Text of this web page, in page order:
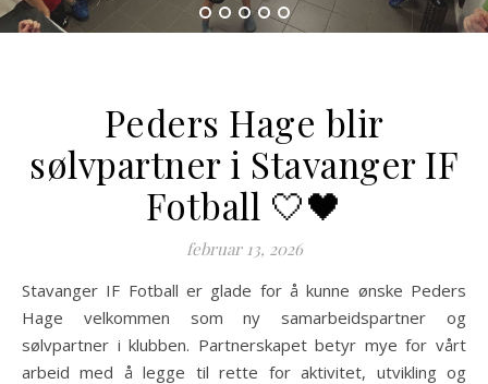
Peders Hage blir
sølvpartner i Stavanger IF
Fotball 🤍🖤
februar 13, 2026
Stavanger IF Fotball er glade for å kunne ønske Peders
Hage velkommen som ny samarbeidspartner og
sølvpartner i klubben. Partnerskapet betyr mye for vårt
arbeid med å legge til rette for aktivitet, utvikling og